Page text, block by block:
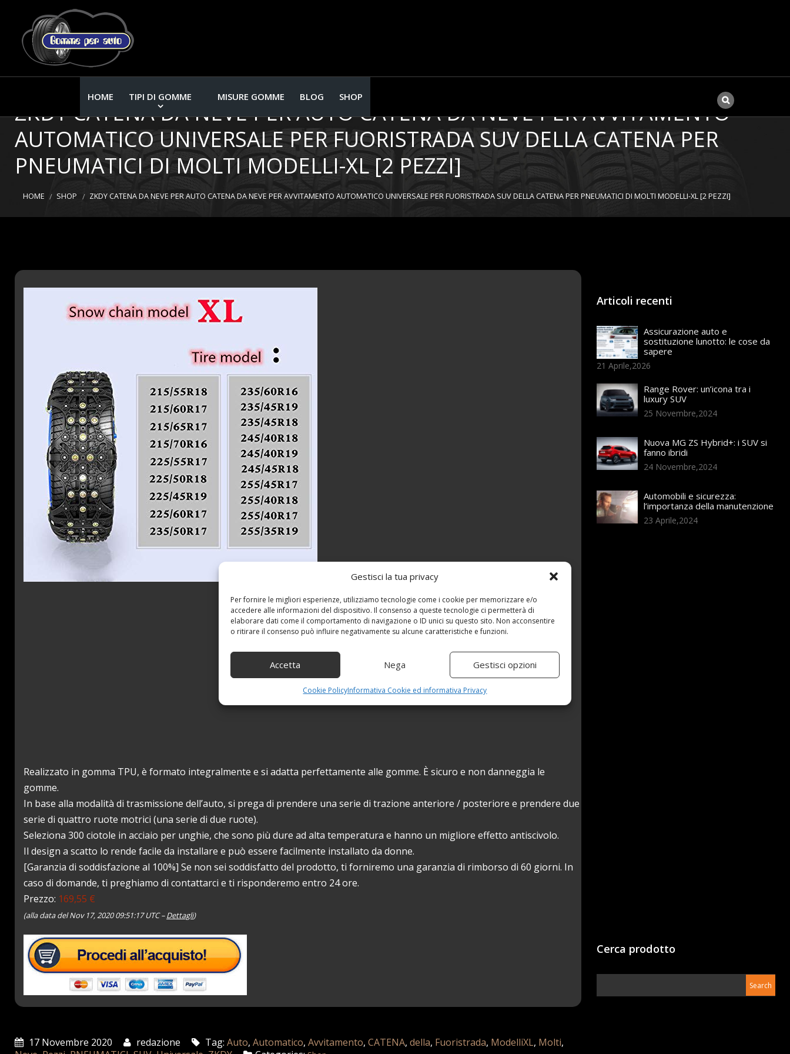
Gestisci la tua privacy
Per fornire le migliori esperienze, utilizziamo tecnologie come i cookie per memorizzare e/o
accedere alle informazioni del dispositivo. Il consenso a queste tecnologie ci permetterà di
elaborare dati come il comportamento di navigazione o ID unici su questo sito. Non acconsentire
o ritirare il consenso può influire negativamente su alcune caratteristiche e funzioni.
Accetta Nega Gestisci opzioni
Cookie PolicyInformativa Cookie ed informativa Privacy
HOME TIPI DI GOMME MISURE GOMME BLOG SHOP
ZKDY CATENA DA NEVE PER AUTO CATENA DA NEVE PER AVVITAMENTO
AUTOMATICO UNIVERSALE PER FUORISTRADA SUV DELLA CATENA PER
PNEUMATICI DI MOLTI MODELLI-XL [2 PEZZI]
HOME SHOP ZKDY CATENA DA NEVE PER AUTO CATENA DA NEVE PER AVVITAMENTO AUTOMATICO UNIVERSALE PER FUORISTRADA SUV DELLA CATENA PER PNEUMATICI DI MOLTI MODELLI-XL [2 PEZZI]
Realizzato in gomma TPU, è formato integralmente e si adatta perfettamente alle gomme. È sicuro e non danneggia le
gomme.
In base alla modalità di trasmissione dell’auto, si prega di prendere una serie di trazione anteriore / posteriore e prendere due
serie di quattro ruote motrici (una serie di due ruote).
Seleziona 300 ciotole in acciaio per unghie, che sono più dure ad alta temperatura e hanno un migliore effetto antiscivolo.
Il design a scatto lo rende facile da installare e può essere facilmente installato da donne.
[Garanzia di soddisfazione al 100%] Se non sei soddisfatto del prodotto, ti forniremo una garanzia di rimborso di 60 giorni. In
caso di domande, ti preghiamo di contattarci e ti risponderemo entro 24 ore.
Prezzo: 169,55 €
(alla data del Nov 17, 2020 09:51:17 UTC –Dettagli)
17 Novembre 2020 redazione Tag:Auto,Automatico,Avvitamento,CATENA,della, Fuoristrada, ModelliXL, Molti,
Articoli recenti
Assicurazione auto e
sostituzione lunotto: le cose da
sapere
21 Aprile,2026
Range Rover: un’icona tra i
luxury SUV
25 Novembre,2024
Nuova MG ZS Hybrid+: i SUV si
fanno ibridi
24 Novembre,2024
Automobili e sicurezza:
l’importanza della manutenzione
23 Aprile,2024
Cerca prodotto